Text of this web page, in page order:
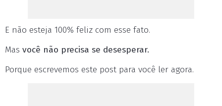
E não esteja 100% feliz com esse fato.
Mas você não precisa se desesperar.
Porque escrevemos este post para você ler agora.